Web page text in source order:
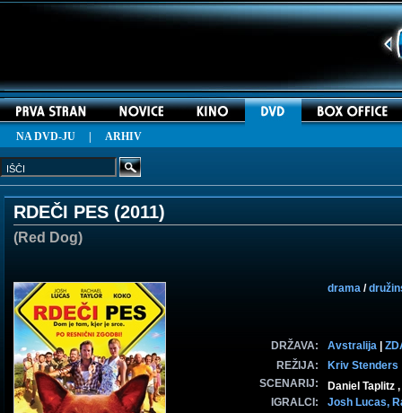
NA DVD-JU ARHIV
RDEČI PES (2011)
(Red Dog)
drama /
DRŽAVA: Avstralija
REŽIJA:
Kriv Stenders
SCENARIJ:
Daniel Taplitz
IGRALCI:
Josh Lucas,